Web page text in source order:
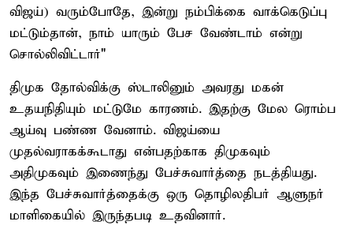
விஜய்) வரும்போதே, இன்று நம்பிக்கை வாக்கெடுப்பு
மட்டும்தான், நாம் யாரும் பேச வேண்டாம் என்று
சொல்லிவிட்டார்"
திமுக தோல்விக்கு ஸ்டாலினும் அவரது மகன்
உதயநிதியும் மட்டுமே காரணம். இதற்கு மேல ரொம்ப
ஆய்வு பண்ண வேனாம். விஜய்யை
முதல்வராகக்கூடாது என்பதற்காக திமுகவும்
அதிமுகவும் இணைந்து பேச்சுவார்த்தை நடத்தியது.
இந்த பேச்சுவார்த்தைக்கு ஒரு தொழிலதிபர் ஆளுநர்
மாளிகையில் இருந்தபடி உதவினார்.